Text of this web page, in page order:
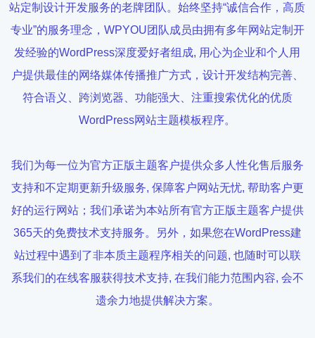
站定制设计开发服务的老牌团队。始终坚持“诚信合作，高质
专业”的服务理念，WPYOU团队成员由拥有多年网站定制开
发经验的WordPress深度爱好者组成, 用心为企业和个人用
户提供最佳的网络媒体传播推广方式，设计开发结构完善、
符合语义、跨浏览器、功能强大、注重搜索优化的优质
WordPress网站主题模板程序。
我们为每一位为官方正版主题客户提供众多人性化售后服务
支持和不定期更新升级服务, 保障客户网站无忧, 帮助客户更
好的运行网站；我们承诺为本站所有官方正版主题客户提供
365天的免费技术支持服务。另外，如果您在WordPress建
站过程中遇到了非本质主题程序相关的问题, 也随时可以联
系我们的在线客服获得技术支持, 在我们能力范围内容, 会不
遗余力地提供解决方案。